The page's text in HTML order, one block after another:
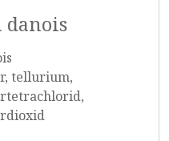
tellurium,